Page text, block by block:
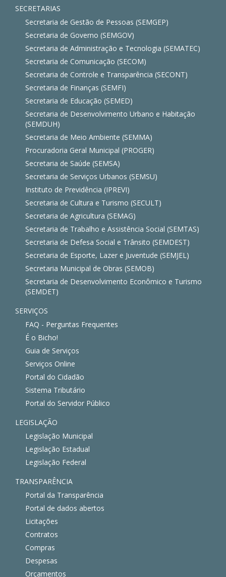
SECRETARIAS
Secretaria de Gestão de Pessoas (SEMGEP)
Secretaria de Governo (SEMGOV)
Secretaria de Administração e Tecnologia (SEMATEC)
Secretaria de Comunicação (SECOM)
Secretaria de Controle e Transparência (SECONT)
Secretaria de Finanças (SEMFI)
Secretaria de Educação (SEMED)
Secretaria de Desenvolvimento Urbano e Habitação
(SEMDUH)
Secretaria de Meio Ambiente (SEMMA)
Procuradoria Geral Municipal (PROGER)
Secretaria de Saúde (SEMSA)
Secretaria de Serviços Urbanos (SEMSU)
Instituto de Previdência (IPREVI)
Secretaria de Cultura e Turismo (SECULT)
Secretaria de Agricultura (SEMAG)
Secretaria de Trabalho e Assistência Social (SEMTAS)
Secretaria de Defesa Social e Trânsito (SEMDEST)
Secretaria de Esporte, Lazer e Juventude (SEMJEL)
Secretaria Municipal de Obras (SEMOB)
Secretaria de Desenvolvimento Econômico e Turismo
(SEMDET)
SERVIÇOS
FAQ - Perguntas Frequentes
É o Bicho!
Guia de Serviços
Serviços Online
Portal do Cidadão
Sistema Tributário
Portal do Servidor Público
LEGISLAÇÃO
Legislação Municipal
Legislação Estadual
Legislação Federal
TRANSPARÊNCIA
Portal da Transparência
Portal de dados abertos
Licitações
Contratos
Compras
Despesas
Orçamentos